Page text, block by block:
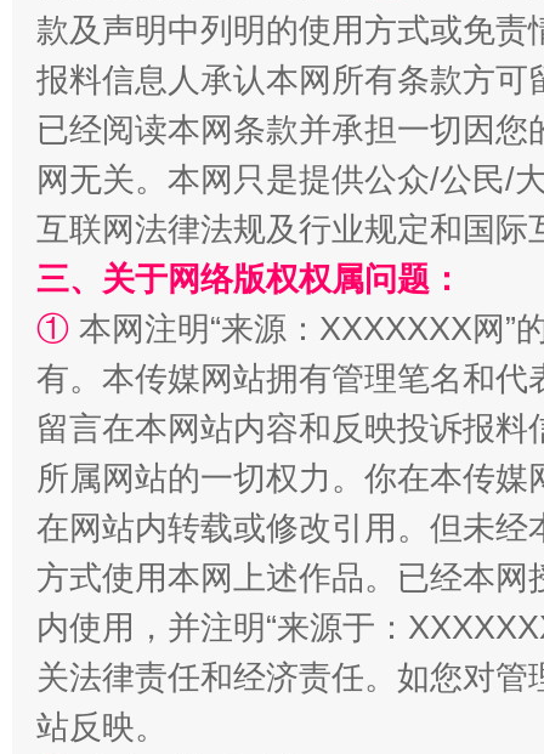
揭批美国五大"原罪" "
解纷+调解+退费，一次搞定
站台名比不上好声名
款及声明中列明的使用方式或免责
报料信息人承认本网所有条款方
已经阅读本网条款并承担一切因
网无关。本网只是提供公众/公民/
互联网法律法规及行业规定和国
三、关于网络版权权属问题：
① 本网注明“来源：XXXXXXX网”
有。本传媒网站拥有管理笔名和
留言在本网站内容和反映投诉报
所属网站的一切权力。你在本传
在网站内转载或修改引用。但未
方式使用本网上述作品。已经本
内使用，并注明“来源于：
关法律责任和经济责任。如您对
站反映。